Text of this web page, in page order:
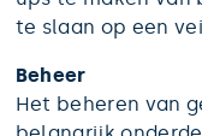
te slaan op een
Beheer
Het beheren van